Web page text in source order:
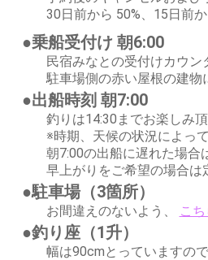
30日前から 50%、15日前
●乗船受付け 朝6:00
民宿みなとの受付けカウン
駐車場側の赤い屋根の建物
●出船時刻 朝7:00
釣りは14:30までお楽しみ頂
※時期、天候の状況によっ
朝7:00の出船に遅れた場合
早上がりをご希望の場合は
●駐車場（3箇所）
お間違えのないよう、 こち
●釣り座（1升）
幅は90cmとっていますの